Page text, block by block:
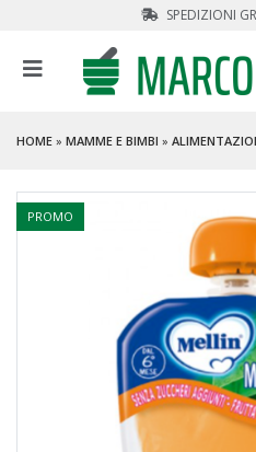
SPEDIZIONI
HOME » MAMME E BIMBI »
PROMO